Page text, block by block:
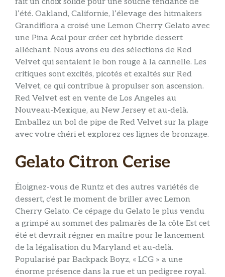
l’été. Oakland, Californie, l’élevage des hitmakers
Grandiflora a croisé une Lemon Cherry Gelato avec
une Pina Acai pour créer cet hybride dessert
alléchant. Nous avons eu des sélections de Red
Velvet qui sentaient le bon rouge à la cannelle. Les
critiques sont excités, picotés et exaltés sur Red
Velvet, ce qui contribue à propulser son ascension.
Red Velvet est en vente de Los Angeles au
Nouveau-Mexique, au New Jersey et au-delà.
Emballez un bol de pipe de Red Velvet sur la plage
avec votre chéri et explorez ces lignes de bronzage.
Gelato Citron Cerise
Éloignez-vous de Runtz et des autres variétés de
dessert, c’est le moment de briller avec Lemon
Cherry Gelato. Ce cépage du Gelato le plus vendu
a grimpé au sommet des palmarès de la côte Est cet
été et devrait régner en maître pour le lancement
de la légalisation du Maryland et au-delà.
Popularisé par Backpack Boyz, « LCG » a une
énorme présence dans la rue et un pedigree royal.